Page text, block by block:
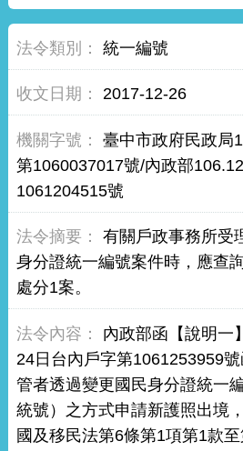
統一編號
2017-12-26
臺中市政府民政局
第1060037017號/內政部
1061204515號
有關戶政事務所受
身分證統一編號案件時，應查
處分1案。
內政部函【說明一
24日台內戶字第1061253959
管者透過變更國民身分證統一
統號）之方式申請新護照出境
國及移民法第6條第1項第1款